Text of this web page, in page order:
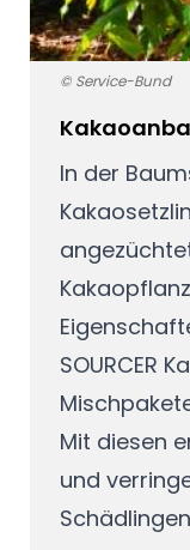
In der
SOURCER
Mit diesen
und
© Service-Bund